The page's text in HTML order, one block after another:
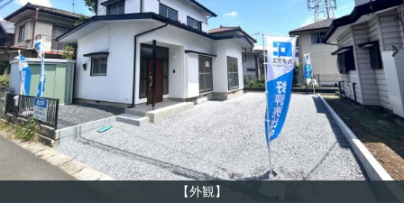
【外観】